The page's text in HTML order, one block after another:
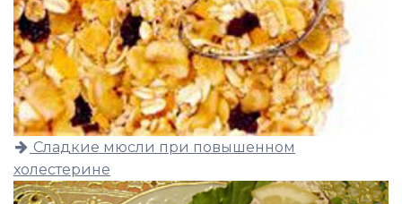
Сладкие мюсли при повышенном
холестерине